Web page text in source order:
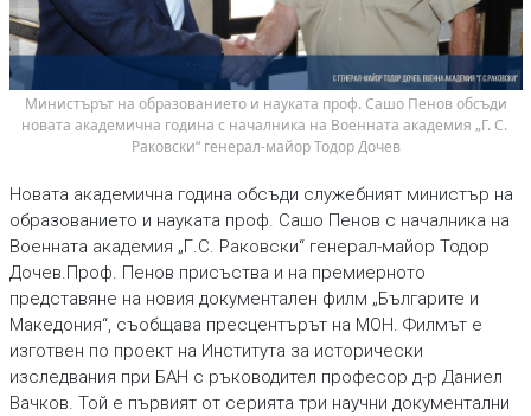
новата академична година с началника на Военната академия „Г. С.
Раковски“ генерал-майор Тодор Дочев
Новата академична година обсъди служебният министър на
образованието и науката проф. Сашо Пенов с началника на
Военната академия „Г.С. Раковски“ генерал-майор Тодор
Дочев.Проф. Пенов присъства и на премиерното
представяне на новия документален филм „Българите и
Македония“, съобщава пресцентърът на МОН. Филмът е
изготвен по проект на Института за исторически
изследвания при БАН с ръководител професор д-р Даниел
Вачков. Той е първият от серията три научни документални